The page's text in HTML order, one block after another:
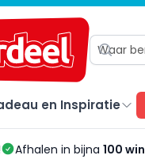
en Inspiratie
Afhalen in bijna 100